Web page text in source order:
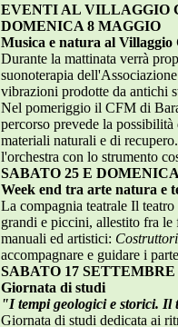
EVENTI AL VILLAGGIO
DOMENICA 8 MAGGIO
Musica e natura al Villaggio
Durante la mattinata verrà
suonoterapia
vibrazioni prodotte da antichi
Nel pomeriggio il CFM di
percorso prevede la
materiali naturali e di
l'orchestra con lo strumento
SABATO 25 E
Week end tra arte natura e
La compagnia teatrale Il
grandi e piccini, allestito fra
manuali ed artistici:
accompagnare e guidare i
SABATO 17 SETTEMBRE
Giornata di studi
"I tempi geologici e storici. Il
Giornata di studi dedicata ai